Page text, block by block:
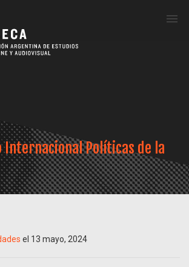
Internacional Políticas de la
el 13 mayo, 2024